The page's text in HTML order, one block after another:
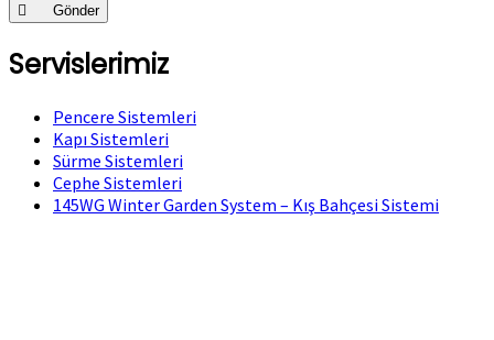
Gönder
Servislerimiz
Pencere Sistemleri
Kapı Sistemleri
Sürme Sistemleri
Cephe Sistemleri
145WG Winter Garden System – Kış Bahçesi Sistemi